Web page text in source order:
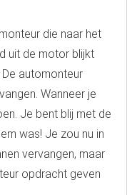
die naar het
uit de motor blijkt
automonteur
Wanneer je
Je bent blij met de
was! Je zou nu in
vervangen, maar
opdracht geven